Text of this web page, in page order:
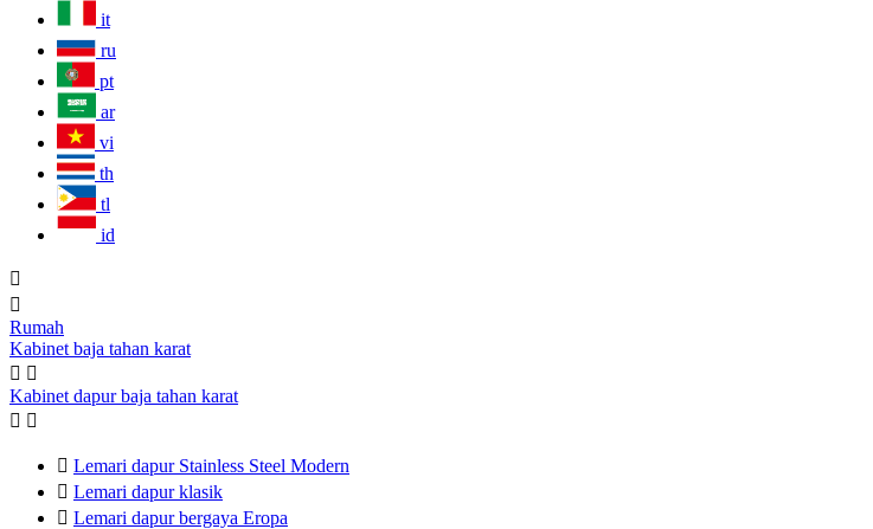
it
ru
pt
ar
vi
th
tl
id


Rumah
Kabinet baja tahan karat
 
Kabinet dapur baja tahan karat
 
 Lemari dapur Stainless Steel Modern
 Lemari dapur klasik
 Lemari dapur bergaya Eropa